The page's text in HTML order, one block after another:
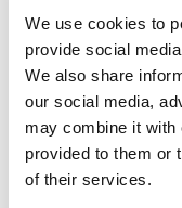
We use cookies to
provide social
We also share
our social media,
may combine it with
provided to them or
of their services.